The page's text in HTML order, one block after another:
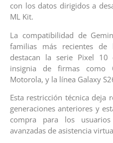
con los datos dirigidos a
ML Kit.
La compatibilidad de
familias más recientes
destacan la serie Pixel 10
insignia de firmas como
Motorola, y la línea Galaxy
Esta restricción técnica deja
generaciones anteriores y
compra para los
avanzadas de asistencia